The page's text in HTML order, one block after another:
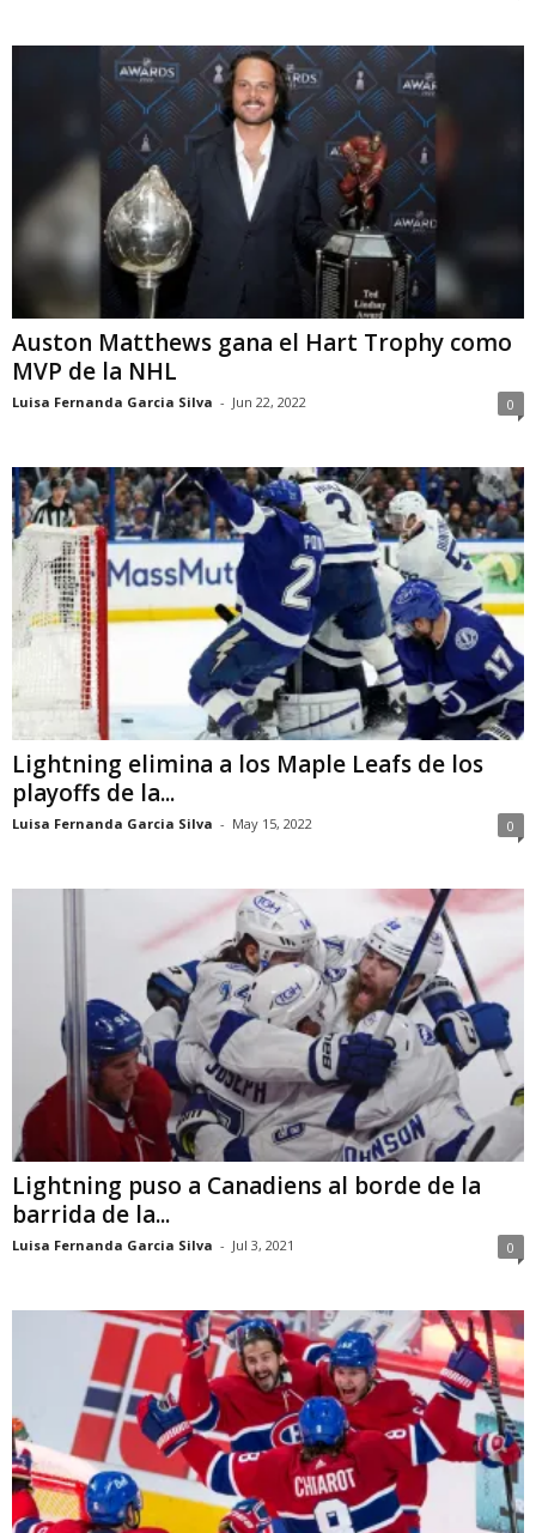
Auston Matthews gana el Hart Trophy como
MVP de la NHL
Luisa Fernanda Garcia Silva - Jun 22, 2022 0
Lightning elimina a los Maple Leafs de los
playoffs de la...
Luisa Fernanda Garcia Silva - May 15, 2022 0
Lightning puso a Canadiens al borde de la
barrida de la...
Luisa Fernanda Garcia Silva - Jul 3, 2021 0